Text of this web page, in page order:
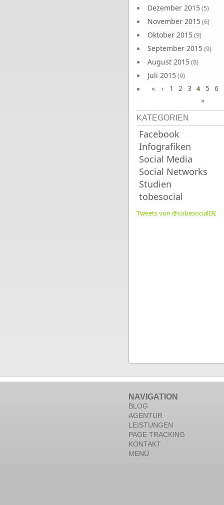
Dezember 2015(5)
November 2015(6)
Oktober 2015(9)
September 2015(9)
August 2015(8)
Juli 2015(9)
Juni 2015(9)
« ‹ 1 2 3 4 5 6
»
KATEGORIEN
Facebook
Infografiken
Social Media
Social Networks
Studien
tobesocial
Tweets von @tobesocialDE
NAVIGATION
BLOG
AGENTUR
LEISTUNGEN
PAGE TRACKING
KONTAKT
MENÜ